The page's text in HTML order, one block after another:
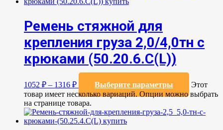
Ремень стяжной для
крепления груза 2,0/4,0тн с
крюками (50.20.6.C(L))
1052 ₽ – 1316 ₽ Выберите параметры
Этот
товар имеет несколько вариаций. Опции можно выбрать
на странице товара.